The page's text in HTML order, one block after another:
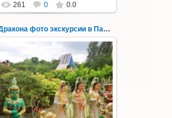
261 0 0.0
В Логово Дракона фото экскурсии в Паттайе 188
30.08.2022
Дракона" авторский
приключенческий тур из
на целый день - фото 188
Всего лишь в ...